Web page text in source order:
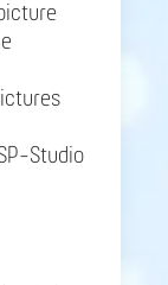
Studio